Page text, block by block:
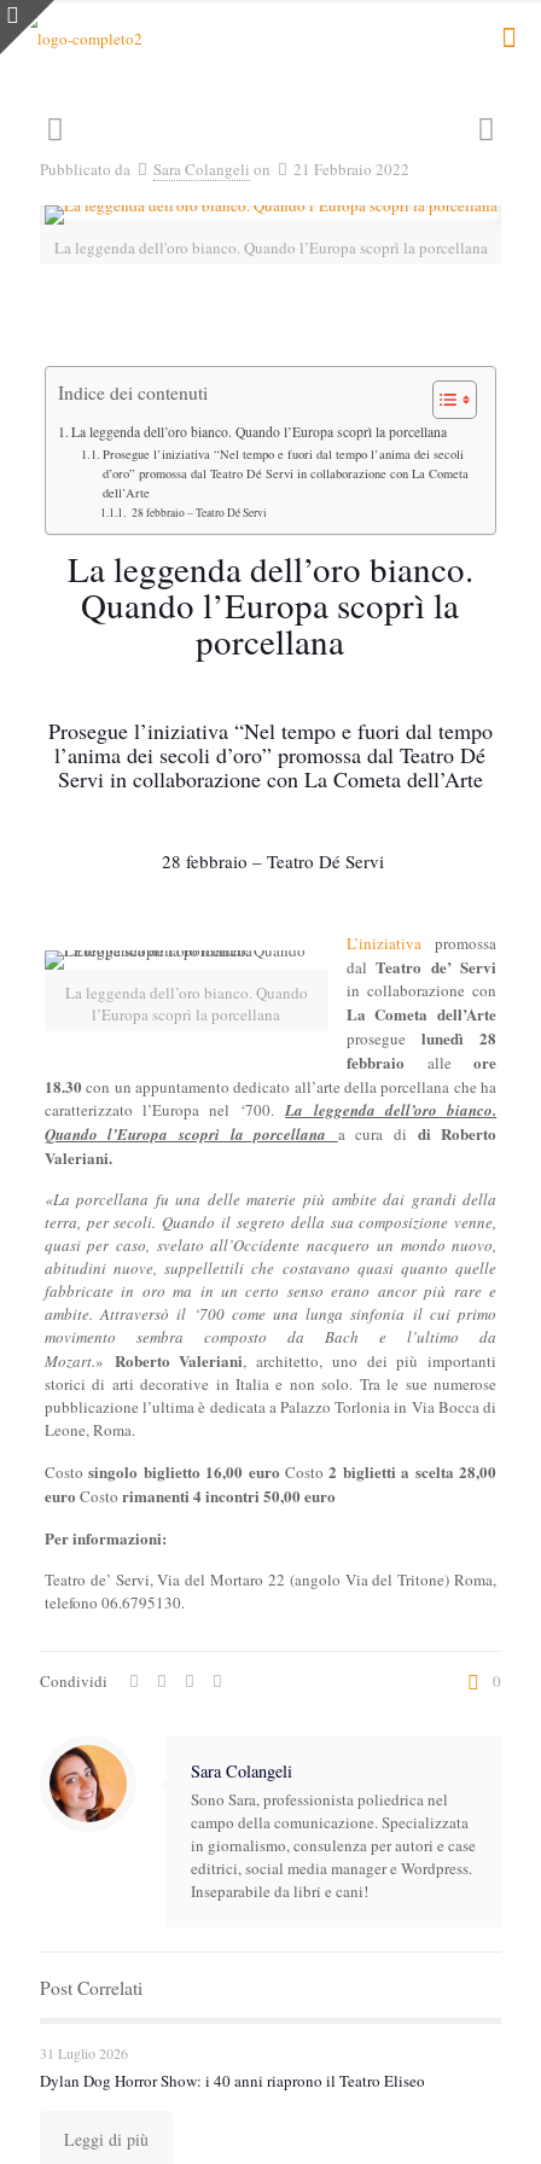
Pubblicato da Sara Colangeli on 21 Febbraio 2022
La leggenda dell'oro bianco. Quando l’Europa scoprì la porcellana
Indice dei contenuti
La leggenda dell’oro bianco. Quando l’Europa scoprì la porcellana
Prosegue l’iniziativa “Nel tempo e fuori dal tempo l’anima dei secoli
d’oro” promossa dal Teatro Dé Servi in collaborazione con La Cometa
dell’Arte
28 febbraio – Teatro Dé Servi
La leggenda dell’oro bianco.
Quando l’Europa scoprì la
porcellana
Prosegue l’iniziativa “Nel tempo e fuori dal tempo
l’anima dei secoli d’oro” promossa dal Teatro Dé
Servi in collaborazione con La Cometa dell’Arte
28 febbraio – Teatro Dé Servi
La leggenda dell’oro bianco. Quando
l’Europa scoprì la porcellana
L’iniziativapromossa
dalTeatro de’ Servi
in collaborazione con
La Cometa dell’Arte
prosegue lunedì 28
febbraio alleore
18.30con un appuntamento dedicato all’arte della porcellana che ha
caratterizzato l’Europa nel ‘700.La leggenda dell’oro bianco.
Quando l’Europa scoprì la porcellana a cura di di Roberto
Valeriani.
«La porcellana fu una delle materie più ambite dai grandi della
terra, per secoli. Quando il segreto della sua composizione venne,
quasi per caso, svelato all’Occidente nacquero un mondo nuovo,
abitudini nuove, suppellettili che costavano quasi quanto quelle
fabbricate in oro ma in un certo senso erano ancor più rare e
ambite. Attraversò il ‘700 come una lunga sinfonia il cui primo
movimento sembra composto da Bach e l’ultimo da
Mozart.» Roberto Valeriani, architetto, uno dei più importanti
storici di arti decorative in Italia e non solo. Tra le sue numerose
pubblicazione l’ultima è dedicata a Palazzo Torlonia in Via Bocca di
Leone, Roma.
Costosingolo biglietto 16,00 euro Costo2 biglietti a scelta 28,00
euro Costo rimanenti 4 incontri 50,00 euro
Per informazioni:
Teatro de’ Servi, Via del Mortaro 22 (angolo Via del Tritone) Roma,
telefono 06.6795130.
Condividi 0
Sara Colangeli
Sono Sara, professionista poliedrica nel
campo della comunicazione. Specializzata
in giornalismo, consulenza per autori e case
editrici, social media manager e Wordpress.
Inseparabile da libri e cani!
Post Correlati
31 Luglio 2026
Dylan Dog Horror Show: i 40 anni riaprono il Teatro Eliseo
Leggi di più